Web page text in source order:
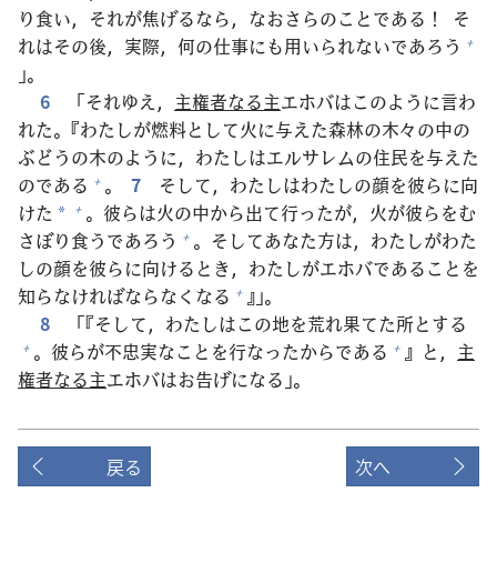
り食い，それが焦げるなら，なおさらのことである！ そ
れはその後， 実際， 何の仕事にも用いられないであろう +
」。
6
「それゆえ， 主権者なる主エホバはこのように言わ
れた。『わたしが燃料として火に与えた森林の木々の中の
ぶどうの木のように，わたしはエルサレムの住民を与えた
のである + 。 7 そして，わたしはわたしの顔を彼らに向
けた * + 。 彼らは火の中から出て行ったが， 火が彼らをむ
さぼり食うであろう + 。そしてあなた方は，わたしがわた
しの顔を彼らに向けるとき，わたしがエホバであることを
知らなければならなくなる + 』」。
8
「『そして，わたしはこの地を荒れ果てた所とする
+ 。 彼らが不忠実なことを行なったからである + 』と， 主
権者なる主エホバはお告げになる」。
戻る 次へ